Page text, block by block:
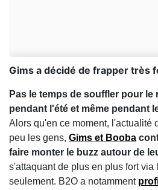
Gims a décidé de frapper très
Pas le temps de souffler pour le
pendant l'été et même pendant
Alors qu'en ce moment, l'actualité
peu les gens, Gims et Booba
faire monter le buzz autour de
s'attaquant de plus en plus fort via
seulement. B2O a notamment